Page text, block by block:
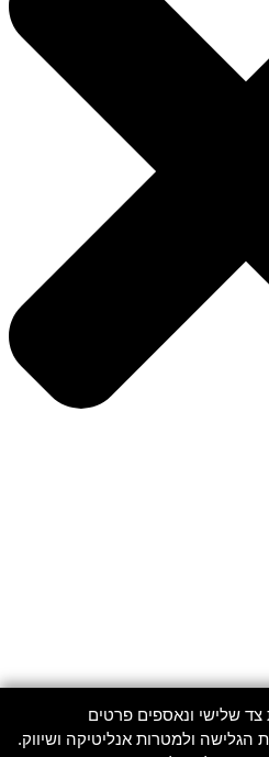
שלישי ונאספים פרטים
ולמטרות אנליטיקה ושיווק.